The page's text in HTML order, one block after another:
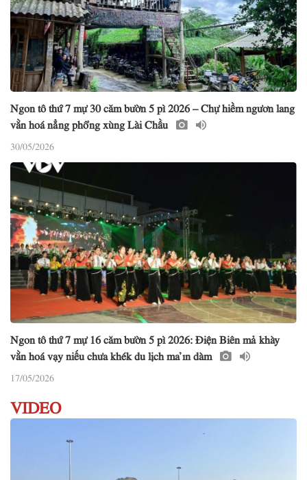
Ngon tô thứ 7 mự 30 căm bườn 5 pì 2026 – Chự hiềm ngươn lang
vằn hoá nẳng phổng xùng Lài Chầu
30/05/2026
Ngon tô thứ 7 mự 16 căm bườn 5 pì 2026: Điện Biên mả khày
vằn hoá vạy niếu chưa khék du lịch ma ỉn dàm
17/05/2026
VIDEO